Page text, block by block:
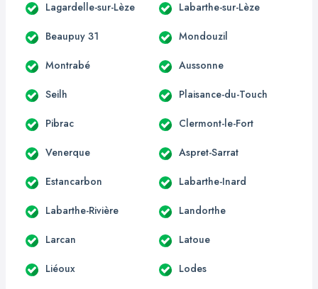
Lagardelle-sur-Lèze Labarthe-sur-Lèze
Beaupuy 31 Mondouzil
Montrabé Aussonne
Seilh Plaisance-du-Touch
Pibrac Clermont-le-Fort
Venerque Aspret-Sarrat
Estancarbon Labarthe-Inard
Labarthe-Rivière Landorthe
Larcan Latoue
Liéoux Lodes